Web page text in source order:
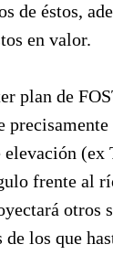
de éstos,
en valor.
plan de
(ex
frente al
otros
de los que